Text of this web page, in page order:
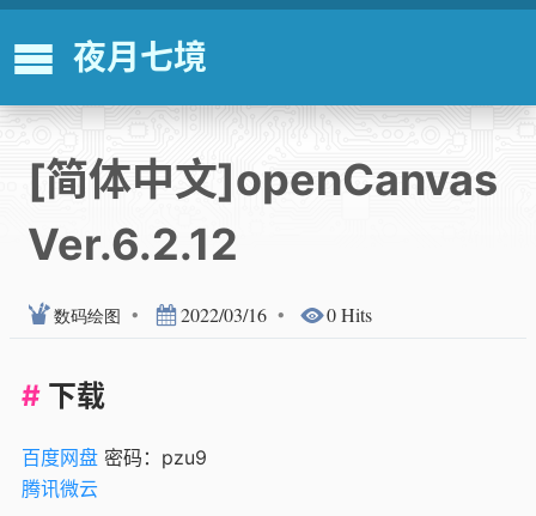
夜月七境
[简体中文]openCanvas
Ver.6.2.12
数码绘图 • 2022/03/16 • 0 Hits
下载
百度网盘 密码：pzu9
腾讯微云